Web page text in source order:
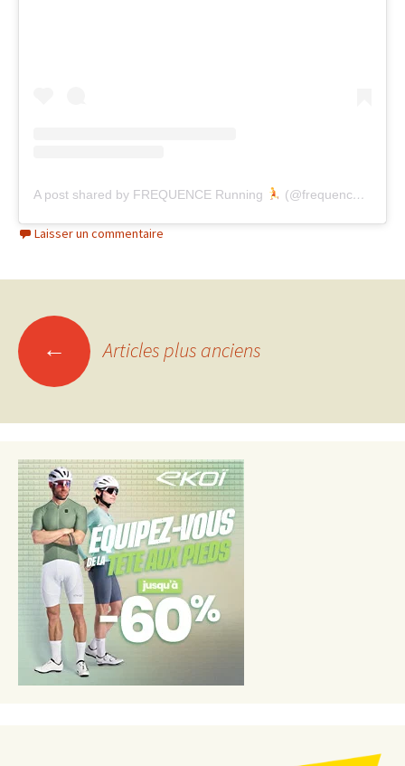
A post shared by FREQUENCE Running (@frequencerunning)
Laisser un commentaire
Navigation
des
articles
← Articles plus anciens